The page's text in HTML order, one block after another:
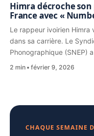
Himra décroche
France avec «
Le rappeur ivoirien
dans sa carrière. Le
Phonographique (SNEP)
2 min février 9, 2026
CHAQUE SEMAINE